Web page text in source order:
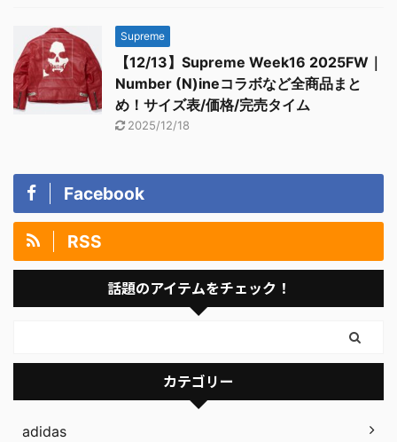
Supreme
【12/13】Supreme Week16 2025FW｜
Number (N)ineコラボなど全商品まと
め！サイズ表/価格/完売タイム
2025/12/18
Facebook
RSS
話題のアイテムをチェック！
カテゴリー
adidas